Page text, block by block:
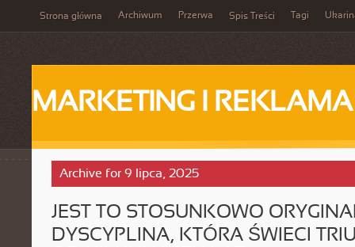
Strona główna Archiwum Przerwa Spis Treści Tagi
MARKETING I REKLAMA
Archive for 9 lipca, 2025
JEST TO STOSUNKOWO
DYSCYPLINA, KTÓRA ŚWIECI